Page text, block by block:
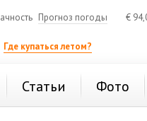
Прогноз погоды €
Где купаться летом?
Статьи Фото